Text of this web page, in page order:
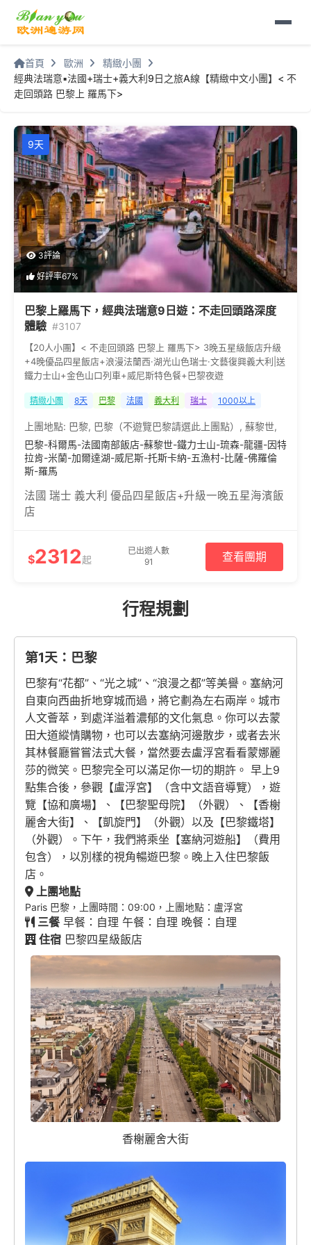
首頁 歐洲
精緻小團
經典法瑞意▪法國+瑞士+義大利9日之旅A線【精緻中文小團】< 不
走回頭路 巴黎上 羅馬下>
9天
3評論
好評率67%
巴黎上羅馬下，經典法瑞意9日遊：不走回頭路深度
體驗 #3107
【20人小團】< 不走回頭路 巴黎上 羅馬下> 3晚五星級飯店升級
+4晚優品四星飯店+浪漫法蘭西·湖光山色瑞士·文藝復興義大利|送
鐵力士山+金色山口列車+威尼斯特色餐+巴黎夜遊
精緻小團 8天 巴黎 法國 義大利 瑞士 1000以上
上團地點: 巴黎, 巴黎（不遊覽巴黎請選此上團點） , 蘇黎世,
巴黎-科爾馬-法國南部飯店-蘇黎世-鐵力士山-琉森-龍疆-因特
拉肯-米蘭-加爾達湖-威尼斯-托斯卡納-五漁村-比薩-佛羅倫
斯-羅馬
法國 瑞士 義大利 優品四星飯店+升級一晚五星海濱飯
店
$2312起
已出遊人數
91
查看團期
行程規劃
第1天：巴黎
巴黎有“花都”、“光之城”、“浪漫之都”等美譽。塞納河
自東向西曲折地穿城而過，將它劃為左右兩岸。城市
人文薈萃，到處洋溢着濃郁的文化氣息。你可以去蒙
田大道縱情購物，也可以去塞納河邊散步，或者去米
其林餐廳嘗嘗法式大餐，當然要去盧浮宮看看蒙娜麗
莎的微笑。巴黎完全可以滿足你一切的期許。 早上9
點集合後，參觀【盧浮宮】（含中文語音導覽），遊
覽【協和廣場】、【巴黎聖母院】（外觀）、【香榭
麗舍大街】、【凱旋門】（外觀）以及【巴黎鐵塔】
（外觀）。下午，我們將乘坐【塞納河遊船】（費用
包含），以別樣的視角暢遊巴黎。晚上入住巴黎飯
店。
上團地點
Paris 巴黎，上團時間：09:00，上團地點：盧浮宮
三餐早餐：自理 午餐：自理 晚餐：自理
住宿 巴黎四星級飯店
香榭麗舍大街